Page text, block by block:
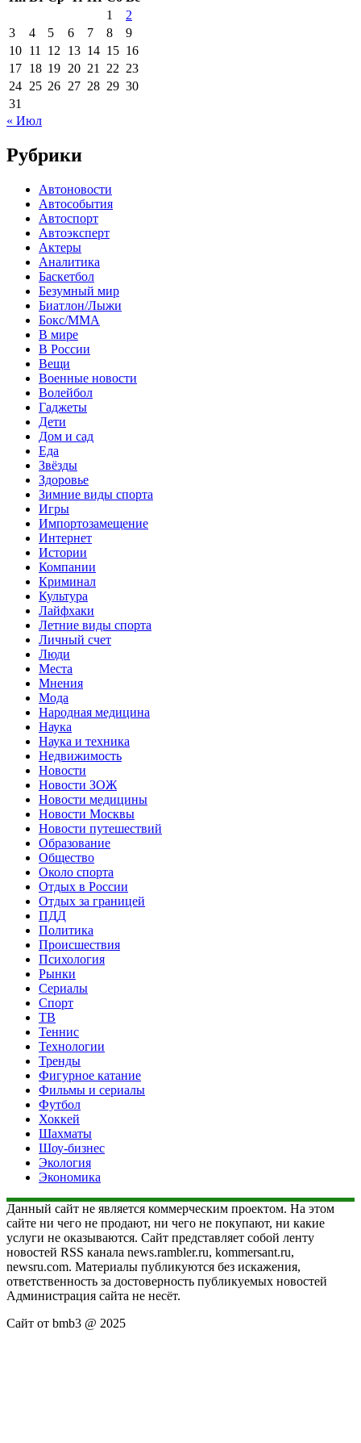
1
2
3
4 5 6 7 8
9
10 11 12 13 14 15 16
17 18 19 20 21 22 23
24 25 26 27 28 29 30
31
« Июл
Рубрики
Автоновости
Автособытия
Автоспорт
Автоэксперт
Актеры
Аналитика
Баскетбол
Безумный мир
Биатлон/Лыжи
Бокс/MMA
В мире
В России
Вещи
Военные новости
Волейбол
Гаджеты
Дети
Дом и сад
Еда
Звёзды
Здоровье
Зимние виды спорта
Игры
Импортозамещение
Интернет
Истории
Компании
Криминал
Культура
Лайфхаки
Летние виды спорта
Личный счет
Люди
Места
Мнения
Мода
Народная медицина
Наука
Наука и техника
Недвижимость
Новости
Новости ЗОЖ
Новости медицины
Новости Москвы
Новости путешествий
Образование
Общество
Около спорта
Отдых в России
Отдых за границей
ПДД
Политика
Происшествия
Психология
Рынки
Сериалы
Спорт
ТВ
Теннис
Технологии
Тренды
Фигурное катание
Фильмы и сериалы
Футбол
Хоккей
Шахматы
Шоу-бизнес
Экология
Экономика
Данный сайт не является коммерческим проектом. На этом
сайте ни чего не продают, ни чего не покупают, ни какие
услуги не оказываются. Сайт представляет собой ленту
новостей RSS канала news.rambler.ru, kommersant.ru,
newsru.com. Материалы публикуются без искажения,
ответственность за достоверность публикуемых новостей
Администрация сайта не несёт.
Сайт от bmb3 @ 2025